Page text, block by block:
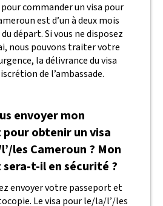
commander un visa pour
est d’un à deux mois
départ. Si vous ne disposez
nous pouvons traiter votre
la délivrance du visa
de l’ambassade.
envoyer mon
obtenir un visa
les Cameroun ? Mon
t-il en sécurité ?
envoyer votre passeport et
Le visa pour le/la/l’/les